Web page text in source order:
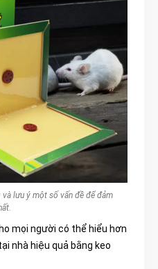
lưu ý một số vấn đề để đảm
mọi người có thể hiểu hơn
nhà hiệu quả bằng keo